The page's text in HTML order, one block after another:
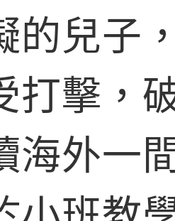
的兒子
打擊，
海外一